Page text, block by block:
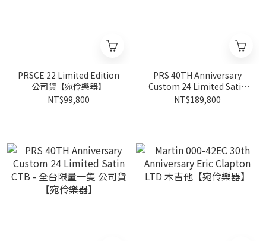
PRSCE 22 Limited Edition
公司貨【宛伶樂器】
NT$99,800
PRS 40TH Anniversary
Custom 24 Limited Satin
CH - 全台限量一隻 公司貨
NT$189,800